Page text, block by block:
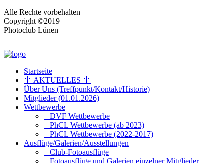
Alle Rechte vorbehalten
Copyright ©2019
Photoclub Lünen
Startseite
🎇 AKTUELLES 🎇
Über Uns (Treffpunkt/Kontakt/Historie)
Mitglieder (01.01.2026)
Wettbewerbe
– DVF Wettbewerbe
– PhCL Wettbewerbe (ab 2023)
– PhCL Wettbewerbe (2022-2017)
Ausflüge/Galerien/Ausstellungen
– Club-Fotoausflüge
– Fotoausflüge und Galerien einzelner Mitglieder